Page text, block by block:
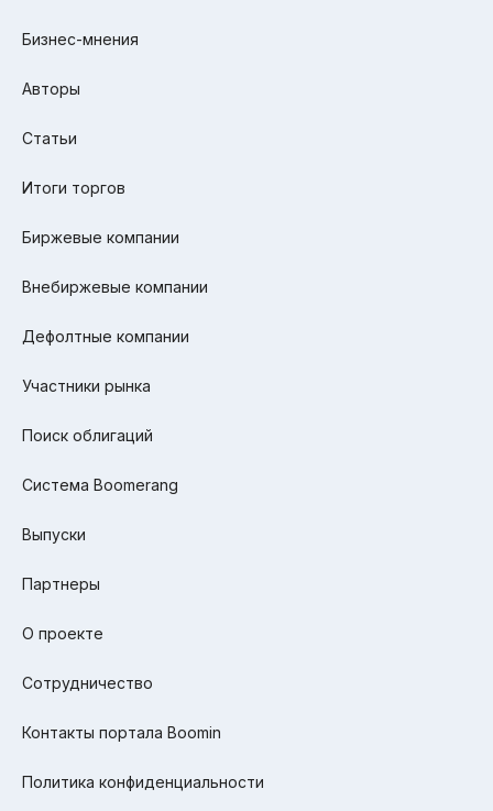
Бизнес-мнения
Авторы
Статьи
Итоги торгов
Биржевые компании
Внебиржевые компании
Дефолтные компании
Участники рынка
Поиск облигаций
Система Boomerang
Выпуски
Партнеры
О проекте
Сотрудничество
Контакты портала Boomin
Политика конфиденциальности